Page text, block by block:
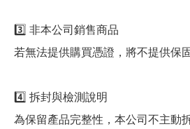
3️⃣ 非本公司銷售商品
若無法提供購買憑證，將不提供保
4️⃣ 拆封與檢測說明
為保留產品完整性，本公司不主動